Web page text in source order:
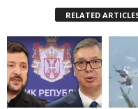
RELATED